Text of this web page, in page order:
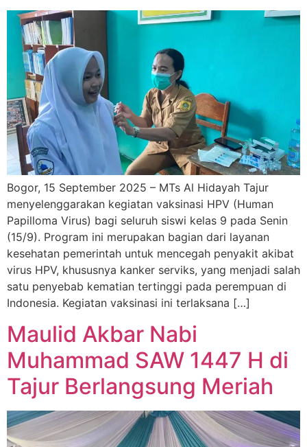
Bogor, 15 September 2025 – MTs Al Hidayah Tajur
menyelenggarakan kegiatan vaksinasi HPV (Human
Papilloma Virus) bagi seluruh siswi kelas 9 pada Senin
(15/9). Program ini merupakan bagian dari layanan
kesehatan pemerintah untuk mencegah penyakit akibat
virus HPV, khususnya kanker serviks, yang menjadi salah
satu penyebab kematian tertinggi pada perempuan di
Indonesia. Kegiatan vaksinasi ini terlaksana […]
Maulid Akbar Nabi
Muhammad SAW 1447 H di
Tajur Berlangsung Meriah